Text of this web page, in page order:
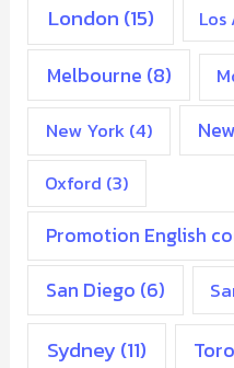
London (15) Los
Melbourne (8)
New York(4)
Oxford (3)
Promotion English
San Diego (6)
Sydney (11)